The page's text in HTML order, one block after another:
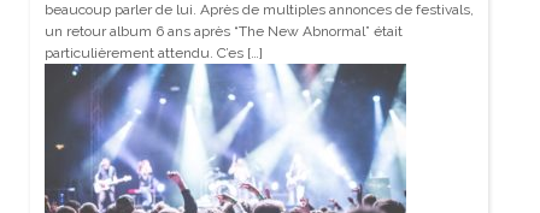
beaucoup parler de lui. Après de multiples annonces de festivals,
un retour album 6 ans après “The New Abnormal” était
particulièrement attendu. C’es […]